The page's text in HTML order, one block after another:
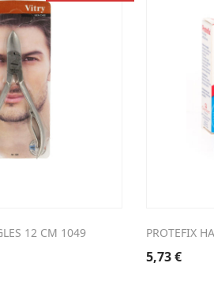
12 CM 1049 PROTEFIX
5,73€